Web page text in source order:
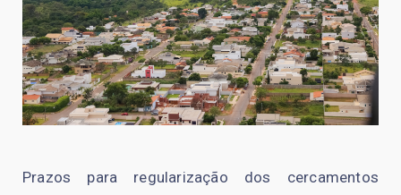
Prazos para regularização dos cercamentos